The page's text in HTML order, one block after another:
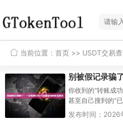
当前位置： 首页 >> USDT交易
你收到的“转账成
甚至自己搜到的“
造的骗局。USDT
发布时间：2026